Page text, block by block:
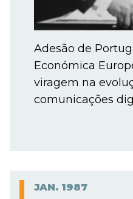
Adesão de
Económica
viragem na
comunicações
JAN. 1987